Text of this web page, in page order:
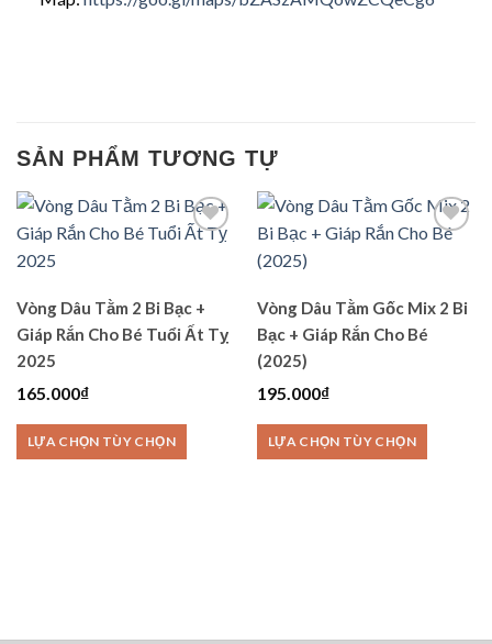
SẢN PHẨM TƯƠNG TỰ
wishlist
Vòng Dâu Tằm 2 Bi Bạc +
Giáp Rắn Cho Bé Tuổi Ất Tỵ
2025
165.000₫
LỰA CHỌN TÙY CHỌN
thể.
wishlist
Vòng Dâu Tằm Gốc Mix 2 Bi
Bạc + Giáp Rắn Cho Bé
(2025)
195.000₫
LỰA CHỌN TÙY CHỌN
thể.